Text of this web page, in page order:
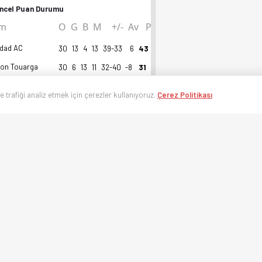
Puan Durumu
O G B M +/- Av P
AC 30 13 4 13 39-33 6
43
Touarga 30 6 13 11 32-40 -8 31
analiz etmek için çerezler kullanıyoruz. Çerez Politikası